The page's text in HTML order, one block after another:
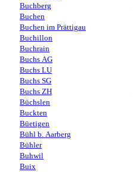
Buchberg
Buchen
Buchen im Prättigau
Buchillon
Buchrain
Buchs AG
Buchs LU
Buchs SG
Buchs ZH
Büchslen
Buckten
Büetigen
Bühl b. Aarberg
Bühler
Buhwil
Buix